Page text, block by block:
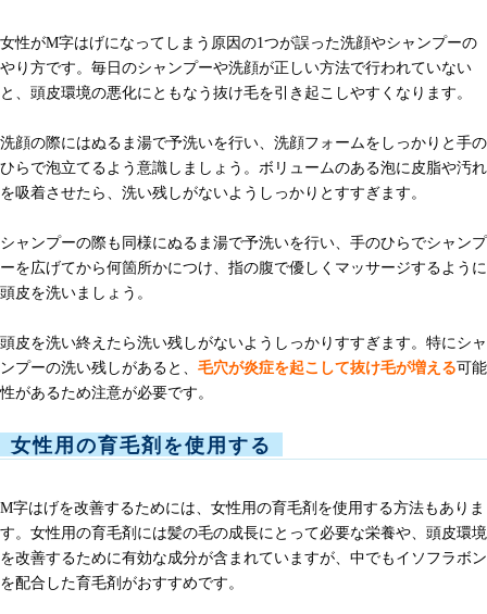
女性がM字はげになってしまう原因の1つが誤った洗顔やシャンプーの
やり方です。毎日のシャンプーや洗顔が正しい方法で行われていない
と、頭皮環境の悪化にともなう抜け毛を引き起こしやすくなります。
洗顔の際にはぬるま湯で予洗いを行い、洗顔フォームをしっかりと手の
ひらで泡立てるよう意識しましょう。ボリュームのある泡に皮脂や汚れ
を吸着させたら、洗い残しがないようしっかりとすすぎます。
シャンプーの際も同様にぬるま湯で予洗いを行い、手のひらでシャンプ
ーを広げてから何箇所かにつけ、指の腹で優しくマッサージするように
頭皮を洗いましょう。
頭皮を洗い終えたら洗い残しがないようしっかりすすぎます。特にシャ
ンプーの洗い残しがあると、 毛穴が炎症を起こして抜け毛が増える可能
性があるため注意が必要です。
女性用の育毛剤を使用する
M字はげを改善するためには、女性用の育毛剤を使用する方法もありま
す。女性用の育毛剤には髪の毛の成長にとって必要な栄養や、頭皮環境
を改善するために有効な成分が含まれていますが、中でもイソフラボン
を配合した育毛剤がおすすめです。